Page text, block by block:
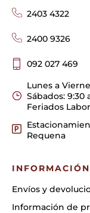
2403 4322
2400 9326
092 027 469
Lunes a
Sábados: 9:30
Feriados
Requena
INFORMACIÓN
Envíos y
Información de